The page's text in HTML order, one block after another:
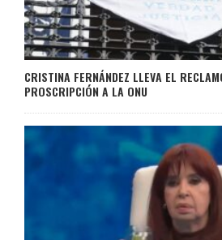
CRISTINA FERNÁNDEZ LLEVA EL
PROSCRIPCIÓN A LA ONU